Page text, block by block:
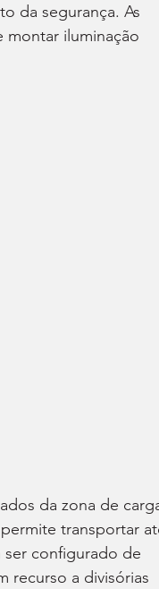
da segurança. As
montar iluminação
da zona de
transportar
ser configurado de
recurso a divisórias